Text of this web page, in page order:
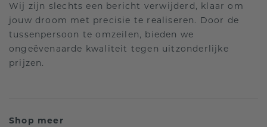
Wij zijn slechts een bericht verwijderd, klaar om
jouw droom met precisie te realiseren. Door de
tussenpersoon te omzeilen, bieden we
ongeëvenaarde kwaliteit tegen uitzonderlijke
prijzen.
Shop meer